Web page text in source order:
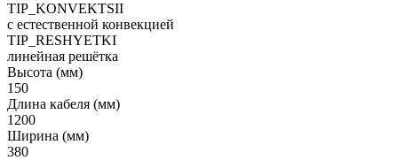
TIP_KONVEKTSII
с естественной конвекцией
TIP_RESHYETKI
линейная решётка
Высота (мм)
150
Длина кабеля (мм)
1200
Ширина (мм)
380